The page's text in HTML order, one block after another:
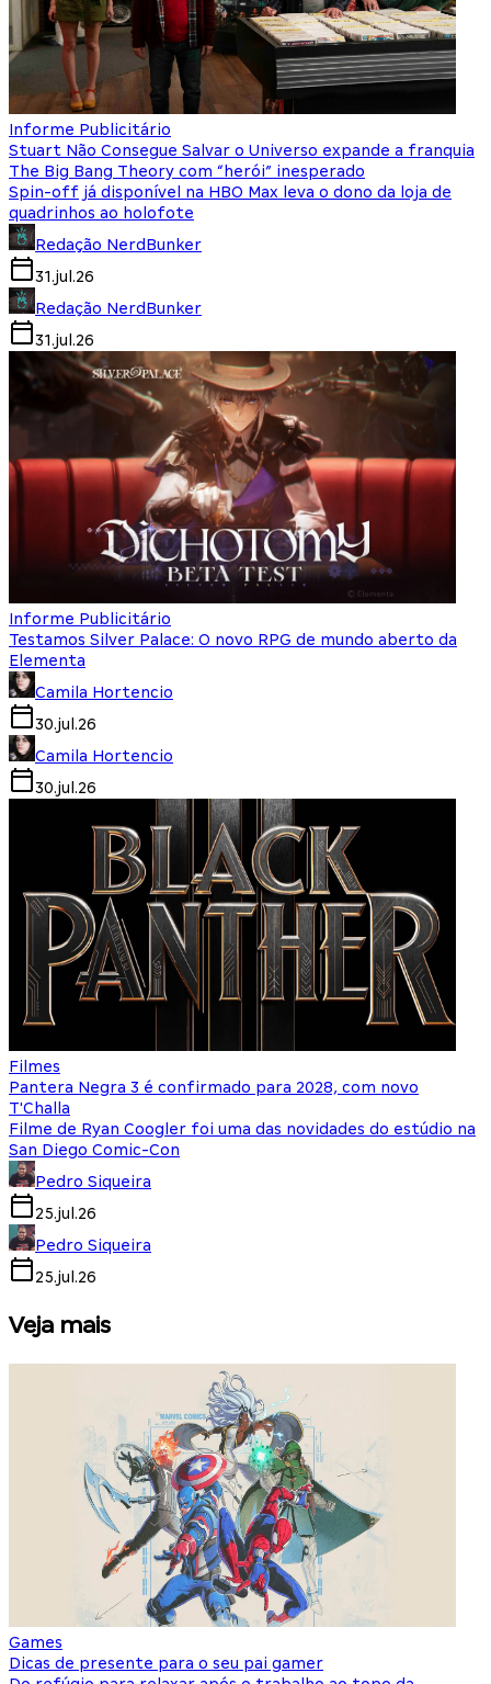
Informe Publicitário
Stuart Não Consegue Salvar o Universo expande a franquia
The Big Bang Theory com “herói” inesperado
Spin-off já disponível na HBO Max leva o dono da loja de
quadrinhos ao holofote
Redação NerdBunker
31.jul.26
Redação NerdBunker
31.jul.26
Informe Publicitário
Testamos Silver Palace: O novo RPG de mundo aberto da
Elementa
Camila Hortencio
30.jul.26
Camila Hortencio
30.jul.26
Filmes
Pantera Negra 3 é confirmado para 2028, com novo
T'Challa
Filme de Ryan Coogler foi uma das novidades do estúdio na
San Diego Comic-Con
Pedro Siqueira
25.jul.26
Pedro Siqueira
25.jul.26
Veja mais
Games
Dicas de presente para o seu pai gamer